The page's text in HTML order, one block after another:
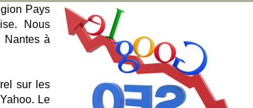
Pays
Nous
Nantes à
sur les
Le